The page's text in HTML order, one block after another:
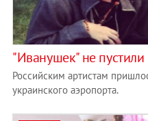
"Иванушек" не пустили
Российским артистам
украинского аэропорта.